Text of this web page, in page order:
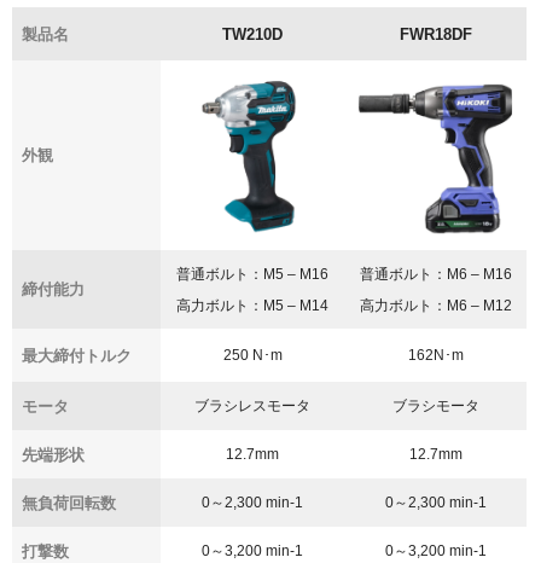
製品名 TW210D FWR18DF
外観
締付能力
普通ボルト：M5 – M16
高力ボルト：M5 – M14
普通ボルト：M6 – M16
高力ボルト：M6 – M12
最大締付トルク 250 N･m 162N･m
モータ ブラシレスモータ ブラシモータ
先端形状 12.7mm 12.7mm
無負荷回転数 0～2,300 min-1 0～2,300 min-1
打撃数 0～3,200 min-1 0～3,200 min-1